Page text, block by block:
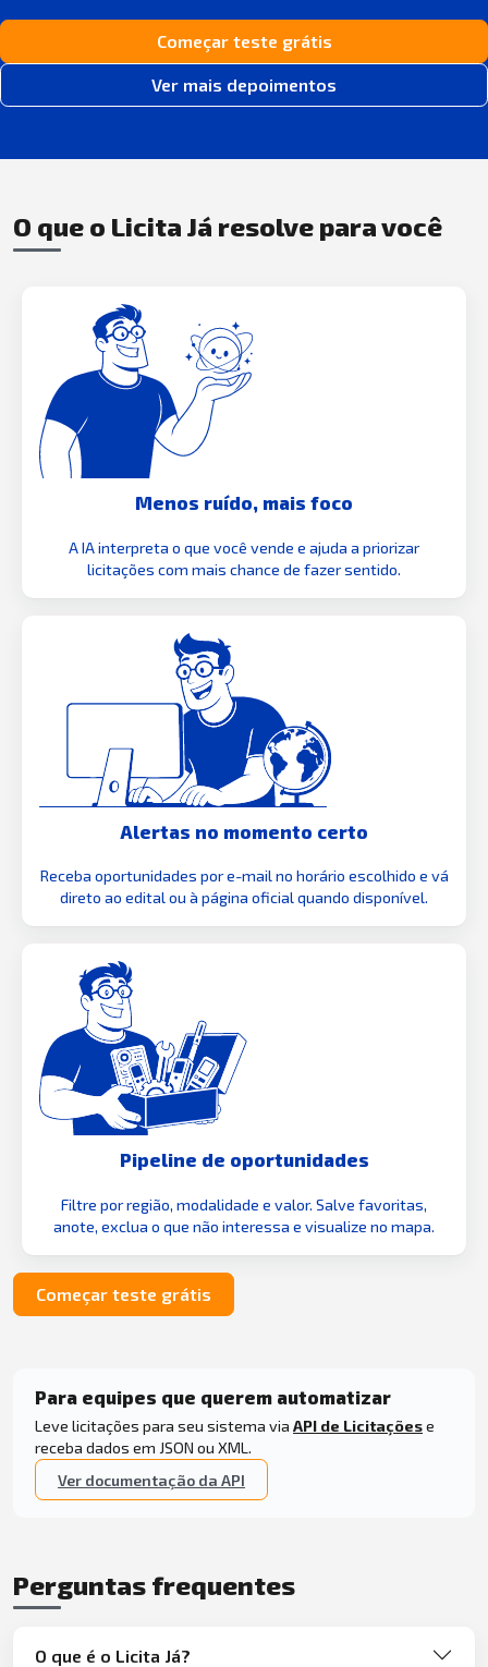
Começar teste grátis
Ver mais depoimentos
O que o Licita Já resolve para você
Menos ruído, mais foco
A IA interpreta o que você vende e ajuda a priorizar
licitações com mais chance de fazer sentido.
Alertas no momento certo
Receba oportunidades por e-mail no horário escolhido e vá
direto ao edital ou à página oficial quando disponível.
Pipeline de oportunidades
Filtre por região, modalidade e valor. Salve favoritas,
anote, exclua o que não interessa e visualize no mapa.
Começar teste grátis
Para equipes que querem automatizar
Leve licitações para seu sistema via API de Licitaçõese
receba dados em JSON ou XML.
Ver documentação da API
Perguntas frequentes
O que é o Licita Já?